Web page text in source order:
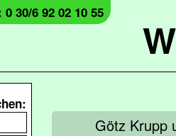
30/6 92 02 10 55
Götz Krupp